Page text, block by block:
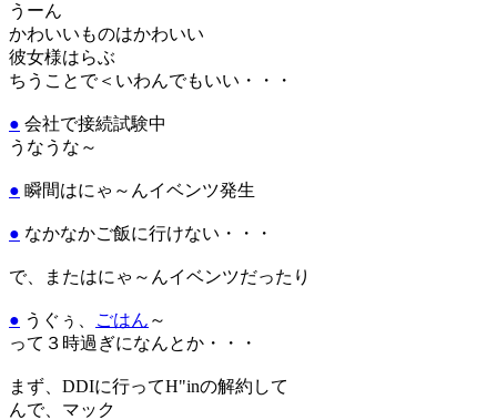
うーん
かわいいものはかわいい
彼女様はらぶ
ちうことで＜いわんでもいい・・・
● 会社で接続試験中
うなうな～
● 瞬間はにゃ～んイベンツ発生
● なかなかご飯に行けない・・・
で、またはにゃ～んイベンツだったり
● うぐぅ、 ごはん ～
って３時過ぎになんとか・・・
まず、DDIに行ってH"inの解約して
んで、マック